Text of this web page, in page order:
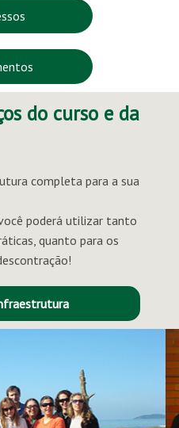
do curso e da
completa para a sua
poderá utilizar tanto
quanto para os